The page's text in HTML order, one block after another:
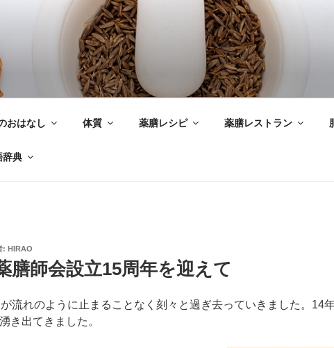
おはなし 体質 薬膳レシピ 薬膳レストラン
辞典
: HIRAO
膳師会設立15周年を迎えて
流れのように止まることなく刻々と過ぎ去っていきました。14
き出てきました。